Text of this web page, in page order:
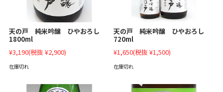
天の戸 純米吟醸 ひやおろし
1800ml
¥3,190(税抜 ¥2,900)
在庫切れ
天の戸 純米吟醸 ひやおろし
720ml
¥1,650(税抜 ¥1,500)
在庫切れ